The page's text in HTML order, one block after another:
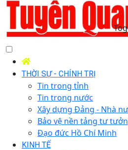
THỜI SỰ - CHÍNH TRỊ
Tin trong tỉnh
Tin trong nước
Xây dựng Đảng - Nhà
Bảo vệ nền tảng tư
Đạo đức Hồ Chí Minh
KINH TẾ